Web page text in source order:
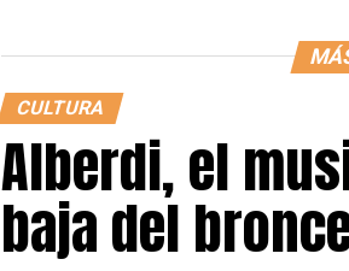
CULTURA
Alberdi, el
baja del